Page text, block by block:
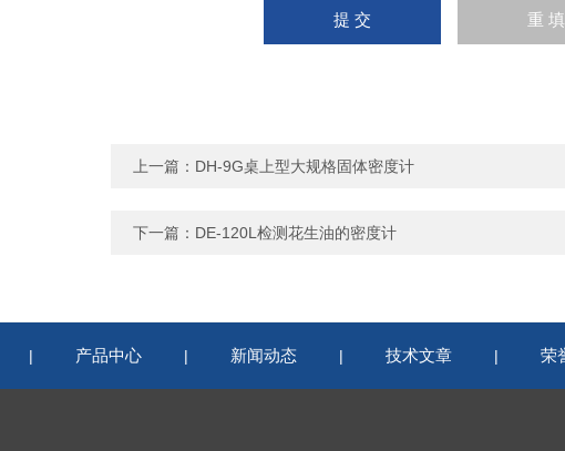
上一篇： DH-9G桌上型大规格固体密度计
下一篇： DE-120L检测花生油的密度计
| 产品中心 | 新闻动态 | 技术文章 | 荣